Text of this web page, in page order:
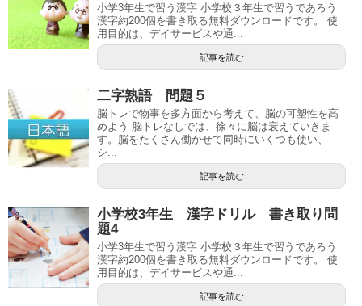
小学3年生で習う漢字 小学校３年生で習うであろう
漢字約200個を書き取る無料ダウンロードです。 使
用目的は、デイサービスや通...
記事を読む
二字熟語 問題５
脳トレで物事を多方面から考えて、脳の可塑性を高
めよう 脳トレなしでは、徐々に脳は衰えていきま
す。脳をたくさん働かせて同時にいくつも使い、
シ...
記事を読む
小学校3年生 漢字ドリル 書き取り問
題4
小学3年生で習う漢字 小学校３年生で習うであろう
漢字約200個を書き取る無料ダウンロードです。 使
用目的は、デイサービスや通...
記事を読む